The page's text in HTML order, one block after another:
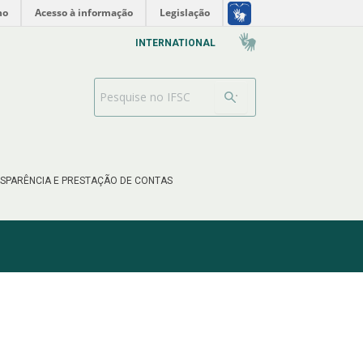
Acesso à informação Legislação
E PRESTAÇÃO DE CONTAS
INTERNATIONAL
Barra de busca